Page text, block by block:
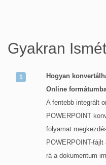
Gyakran
Hogyan
Online
A fentebb integrált
POWERPOINT
folyamat
POWERPOINT-
rá a dokumentum